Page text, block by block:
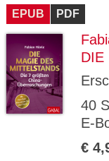
EPUB PDF
DIE
40
E-
€
ESSION
_ID
verlag.
de
GV_CO
OKIES
gabal-